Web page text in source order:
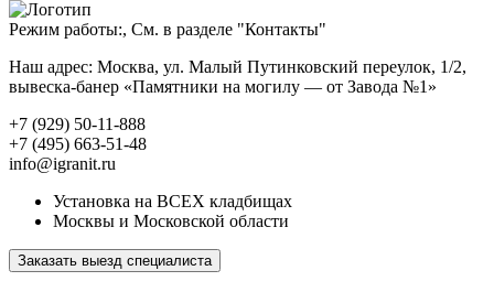
Режим работы:, См. в разделе "Контакты"
Наш адрес: Москва, ул. Малый Путинковский переулок, 1/2,
вывеска-банер «Памятники на могилу — от Завода №1»
+7 (929) 50-11-888
+7 (495) 663-51-48
info@igranit.ru
Установка на ВСЕХ кладбищах
Москвы и Московской области
Заказать выезд специалиста